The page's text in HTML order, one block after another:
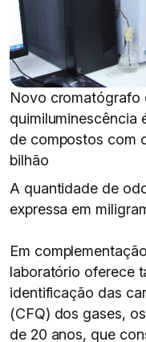
Novo
quimiluminescência
de compostos com
bilhão
A quantidade de
expressa em
Em
laboratório oferece
identificação das
(CFQ) dos gases,
de 20 anos, que